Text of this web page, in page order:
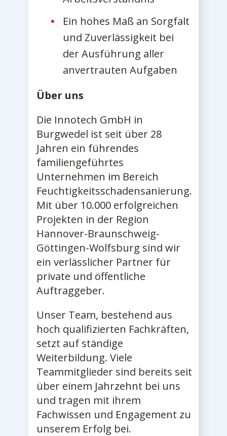
Ein hohes Maß an Sorgfalt
und Zuverlässigkeit bei
der Ausführung aller
anvertrauten Aufgaben
Über uns
Die Innotech GmbH in
Burgwedel ist seit über 28
Jahren ein führendes
familiengeführtes
Unternehmen im Bereich
Feuchtigkeitsschadensanierung.
Mit über 10.000 erfolgreichen
Projekten in der Region
Hannover-Braunschweig-
Göttingen-Wolfsburg sind wir
ein verlässlicher Partner für
private und öffentliche
Auftraggeber.
Unser Team, bestehend aus
hoch qualifizierten Fachkräften,
setzt auf ständige
Weiterbildung. Viele
Teammitglieder sind bereits seit
über einem Jahrzehnt bei uns
und tragen mit ihrem
Fachwissen und Engagement zu
unserem Erfolg bei.